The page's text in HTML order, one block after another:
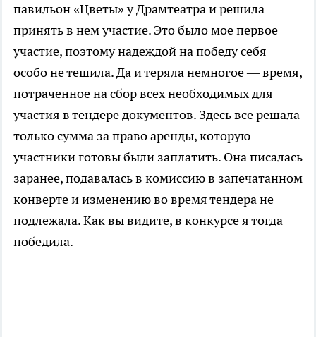
павильон «Цветы» у Драмтеатра и решила
принять в нем участие. Это было мое первое
участие, поэтому надеждой на победу себя
особо не тешила. Да и теряла немногое — время,
потраченное на сбор всех необходимых для
участия в тендере документов. Здесь все решала
только сумма за право аренды, которую
участники готовы были заплатить. Она писалась
заранее, подавалась в комиссию в запечатанном
конверте и изменению во время тендера не
подлежала. Как вы видите, в конкурсе я тогда
победила.